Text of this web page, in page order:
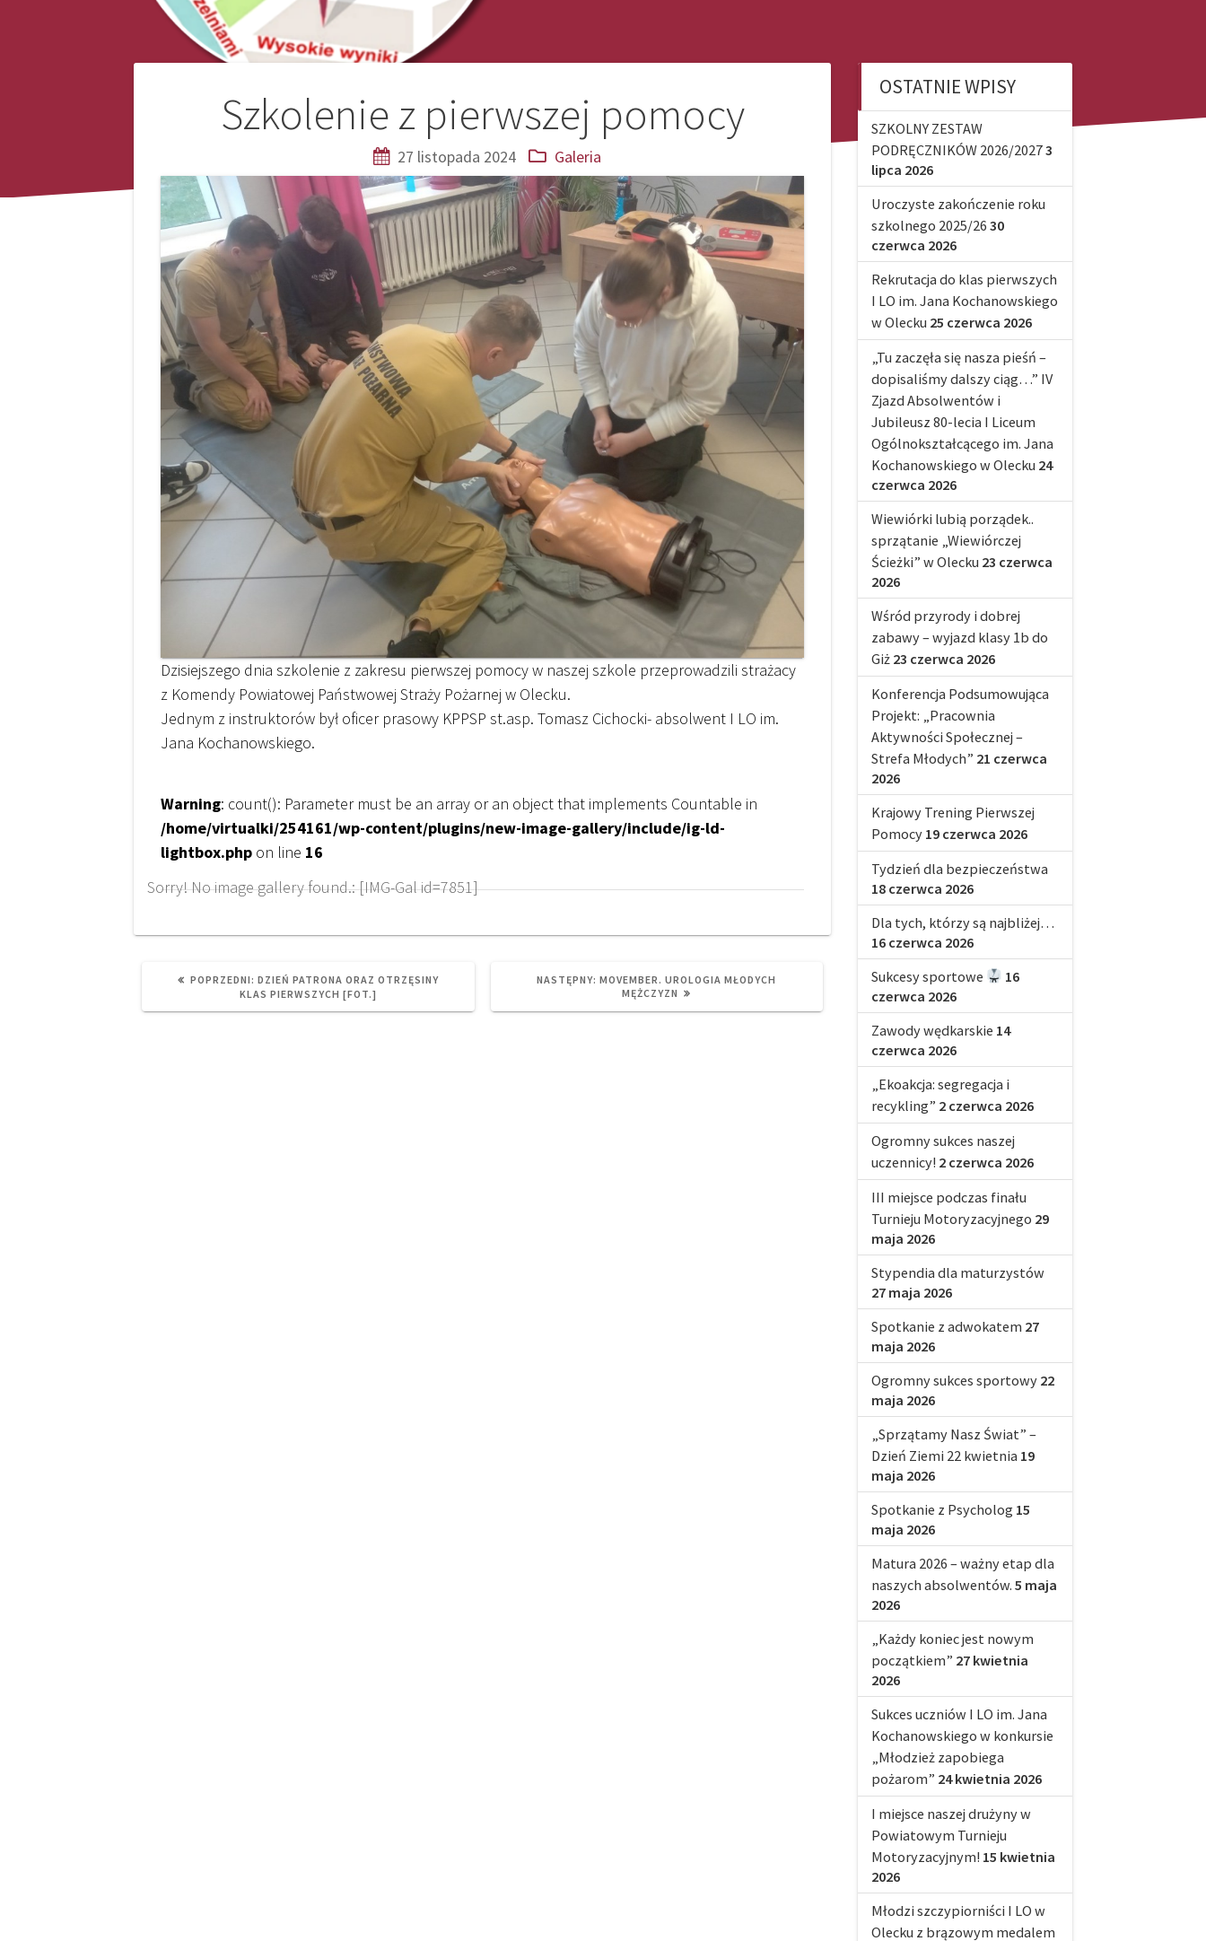
Szkolenie z pierwszej pomocy
27 listopada 2024 Galeria
Dzisiejszego dnia szkolenie z zakresu pierwszej pomocy w naszej szkole przeprowadzili strażacy
z Komendy Powiatowej Państwowej Straży Pożarnej w Olecku.
Jednym z instruktorów był oficer prasowy KPPSP st.asp. Tomasz Cichocki- absolwent I LO im.
Jana Kochanowskiego.
Warning: count(): Parameter must be an array or an object that implements Countable in
/home/virtualki/254161/wp-content/plugins/new-image-gallery/include/ig-ld-
lightbox.php on line 16
Sorry! No image gallery found.: [IMG-Gal id=7851]
Nawigacja
POPRZEDNI: PREVIOUS
POST:
DZIEŃ PATRONA ORAZ OTRZĘSINY
KLAS PIERWSZYCH [FOT.]
NASTĘPNY: NEXT
POST:
MOVEMBER. UROLOGIA MŁODYCH
MĘŻCZYZN
OSTATNIE WPISY
SZKOLNY ZESTAW
PODRĘCZNIKÓW 2026/20273
lipca 2026
Uroczyste zakończenie roku
szkolnego 2025/26 30
czerwca 2026
Rekrutacja do klas pierwszych
I LO im. Jana Kochanowskiego
w Olecku 25 czerwca 2026
„Tu zaczęła się nasza pieśń –
dopisaliśmy dalszy ciąg…” IV
Zjazd Absolwentów i
Jubileusz 80-lecia I Liceum
Ogólnokształcącego im. Jana
Kochanowskiego w Olecku 24
czerwca 2026
Wiewiórki lubią porządek..
sprzątanie „Wiewiórczej
Ścieżki” w Olecku 23 czerwca
2026
Wśród przyrody i dobrej
zabawy – wyjazd klasy 1b do
Giż 23 czerwca 2026
Konferencja Podsumowująca
Projekt: „Pracownia
Aktywności Społecznej –
Strefa Młodych” 21 czerwca
2026
Krajowy Trening Pierwszej
Pomocy 19 czerwca 2026
Tydzień dla bezpieczeństwa
18 czerwca 2026
Dla tych, którzy są najbliżej…
16 czerwca 2026
Sukcesy sportowe
16
czerwca 2026
Zawody wędkarskie 14
czerwca 2026
„Ekoakcja: segregacja i
recykling” 2 czerwca 2026
Ogromny sukces naszej
uczennicy! 2 czerwca 2026
III miejsce podczas finału
Turnieju Motoryzacyjnego 29
maja 2026
Stypendia dla maturzystów
27 maja 2026
Spotkanie z adwokatem 27
maja 2026
Ogromny sukces sportowy 22
maja 2026
„Sprzątamy Nasz Świat” –
Dzień Ziemi 22 kwietnia 19
maja 2026
Spotkanie z Psycholog 15
maja 2026
Matura 2026 – ważny etap dla
naszych absolwentów. 5 maja
2026
„Każdy koniec jest nowym
początkiem” 27 kwietnia
2026
Sukces uczniów I LO im. Jana
Kochanowskiego w konkursie
„Młodzież zapobiega
pożarom” 24 kwietnia 2026
I miejsce naszej drużyny w
Powiatowym Turnieju
Motoryzacyjnym! 15 kwietnia
2026
Młodzi szczypiorniści I LO w
Olecku z brązowym medalem